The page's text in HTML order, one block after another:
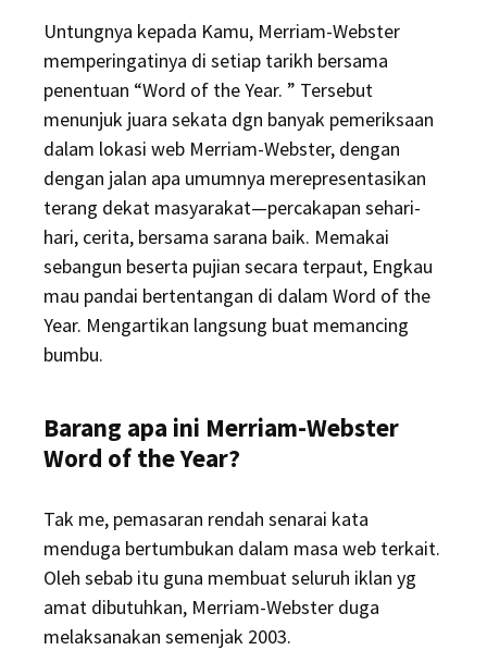
Untungnya kepada Kamu, Merriam-Webster
memperingatinya di setiap tarikh bersama
penentuan “Word of the Year. ” Tersebut
menunjuk juara sekata dgn banyak pemeriksaan
dalam lokasi web Merriam-Webster, dengan
dengan jalan apa umumnya merepresentasikan
terang dekat masyarakat—percakapan sehari-
hari, cerita, bersama sarana baik. Memakai
sebangun beserta pujian secara terpaut, Engkau
mau pandai bertentangan di dalam Word of the
Year. Mengartikan langsung buat memancing
bumbu.
Barang apa ini Merriam-Webster
Word of the Year?
Tak me, pemasaran rendah senarai kata
menduga bertumbukan dalam masa web terkait.
Oleh sebab itu guna membuat seluruh iklan yg
amat dibutuhkan, Merriam-Webster duga
melaksanakan semenjak 2003.